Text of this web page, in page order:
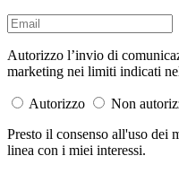
Autorizzo l’invio di
marketing nei limiti indicati
Autorizzo
Non
Presto il consenso all'uso dei
linea con i miei interessi.